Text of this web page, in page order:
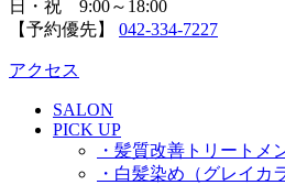
日・祝 9:00～18:00
【予約優先】 042-334-7227
アクセス
SALON
PICK UP
・髪質改善トリートメ
・白髪染め（グレイカ